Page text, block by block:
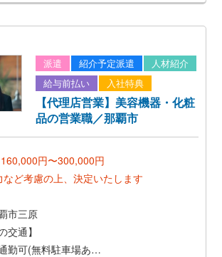
派遣 紹介予定派遣
人材紹介
給与前払い
入社特典
【代理店営業】美容機器・化粧
品の営業職／那覇市
円〜300,000円
ど考慮の上、決定いたします
市三原
交通】
勤可(無料駐車場あり)